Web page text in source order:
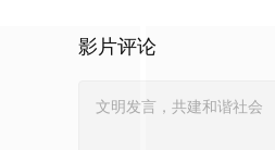
影片评论